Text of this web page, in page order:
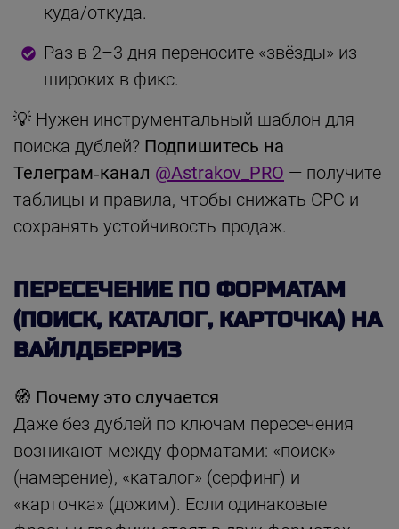
куда/откуда.
Раз в 2–3 дня переносите «звёзды» из
широких в фикс.
💡 Нужен инструментальный шаблон для
поиска дублей? Подпишитесь на
Телеграм‑канал @Astrakov_PRO — получите
таблицы и правила, чтобы снижать CPC и
сохранять устойчивость продаж.
ПЕРЕСЕЧЕНИЕ ПО ФОРМАТАМ
(ПОИСК, КАТАЛОГ, КАРТОЧКА) НА
ВАЙЛДБЕРРИЗ
🧭 Почему это случается
Даже без дублей по ключам пересечения
возникают между форматами: «поиск»
(намерение), «каталог» (серфинг) и
«карточка» (дожим). Если одинаковые